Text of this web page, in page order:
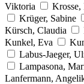
Viktoria
Krosse,
Krüger, Sabine
Kürsch, Claudia
Kunkel, Eva
Labus-Jaeger,
Lampasona,
Lanfermann,